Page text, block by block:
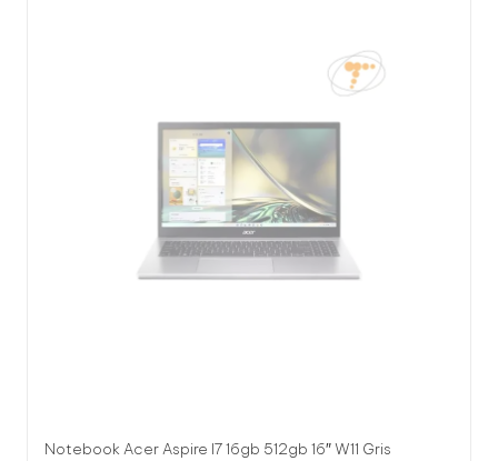
Notebook Acer Aspire I7 16gb 512gb 16″ W11 Gris